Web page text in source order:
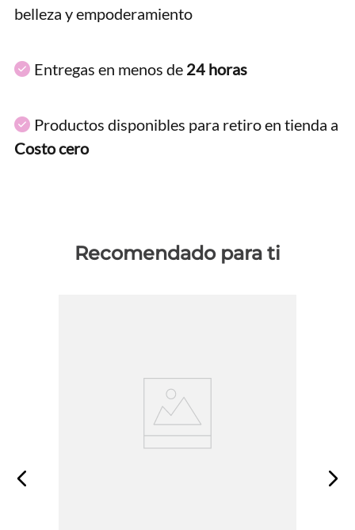
belleza y empoderamiento
Entregas en menos de 24 horas
Productos disponibles para retiro en tienda a
Costo cero
Recomendado para ti